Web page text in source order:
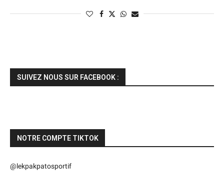
SUIVEZ NOUS SUR FACEBOOK :
NOTRE COMPTE TIKTOK
@lekpakpatosportif